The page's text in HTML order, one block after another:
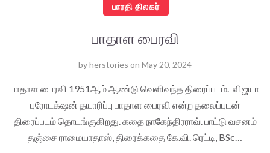
பாரதி திலகர்
பாதாள பைரவி
byherstories on May 20, 2024
பாதாள பைரவி 1951ஆம் ஆண்டு வெளிவந்த திரைப்படம். விஜயா
புரோடக்‌ஷன் தயாரிப்பு பாதாள பைரவி என்ற தலைப்புடன்
திரைப்படம் தொடங்குகிறது. கதை நாகேந்திரராவ். பாட்டு வசனம்
தஞ்சை ராமையாதாஸ், திரைக்கதை கே.வி. ரெட்டி, BSc…